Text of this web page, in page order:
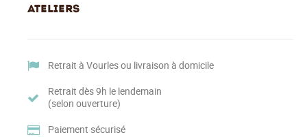
ATELIERS
Retrait à Vourles ou livraison à domicile
Retrait dès 9h le lendemain
(selon ouverture)
Paiement sécurisé